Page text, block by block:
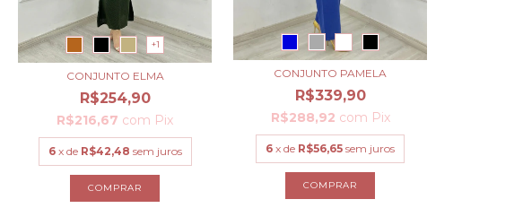
+1
CONJUNTO ELMA
R$254,90
R$216,67 com Pix
6 x de R$42,48 sem juros
COMPRAR
CONJUNTO PAMELA
R$339,90
R$288,92 com Pix
6 x de R$56,65 sem juros
COMPRAR